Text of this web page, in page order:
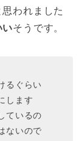
われました
いそうです。
るぐらい
します
ているの
ないので